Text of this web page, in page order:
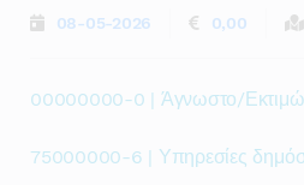
08-05-2026 0,00
00000000-0 | Άγνωστο/
75000000-6 | Υπηρεσίες